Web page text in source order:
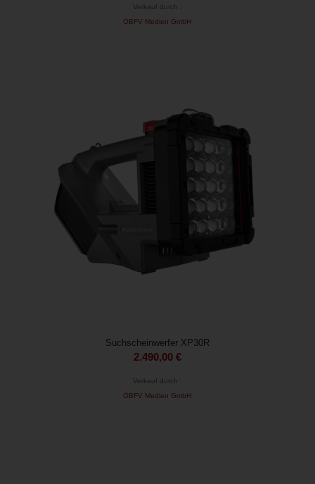
Verkauf durch :
ÖBFV Medien GmbH
Suchscheinwerfer XP30R
2.490,00 €
Verkauf durch :
ÖBFV Medien GmbH